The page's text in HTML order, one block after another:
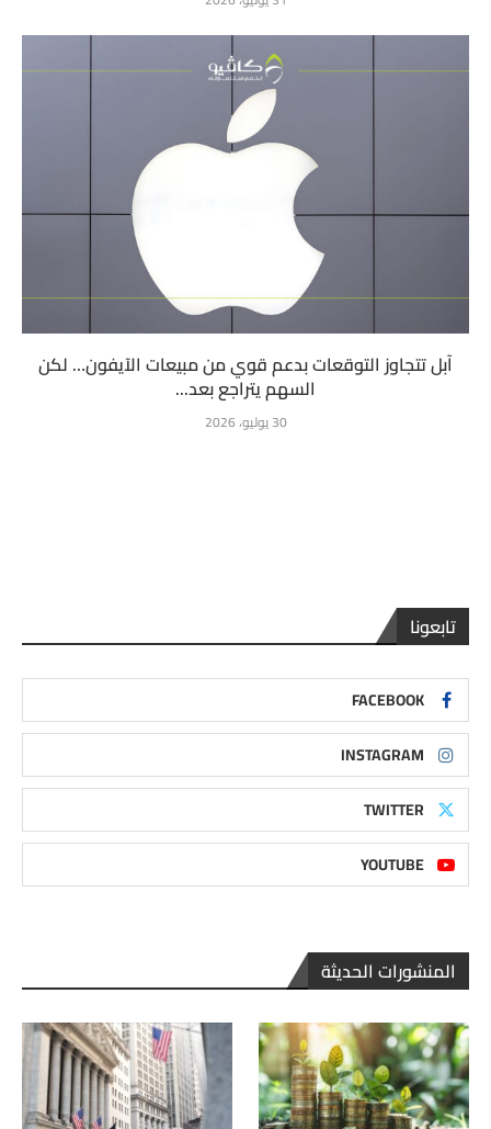
آبل تتجاوز التوقعات بدعم قوي من مبيعات الآيفون… لكن
السهم يتراجع بعد...
30 يوليو، 2026
تابعونا
FACEBOOK
INSTAGRAM
TWITTER
YOUTUBE
المنشورات الحديثة